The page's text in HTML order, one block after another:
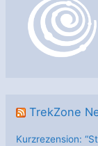
TrekZone
Kurzrezension: